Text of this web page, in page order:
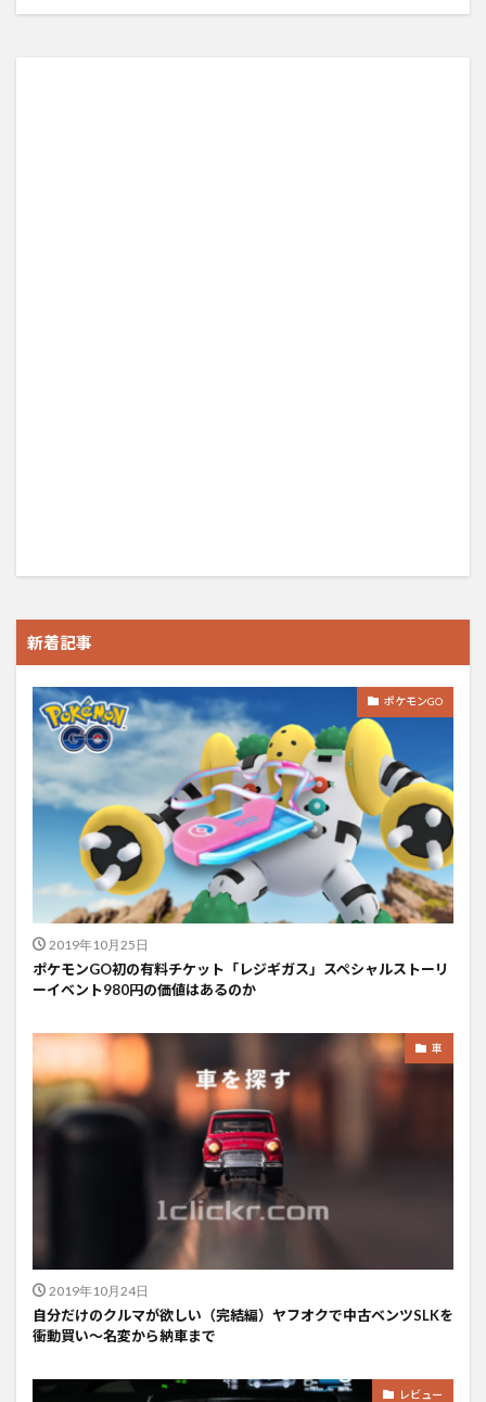
新着記事
ポケモンGO
2019年10月25日
ポケモンGO初の有料チケット「レジギガス」スペシャルストーリ
ーイベント980円の価値はあるのか
車
2019年10月24日
自分だけのクルマが欲しい（完結編）ヤフオクで中古ベンツSLKを
衝動買い〜名変から納車まで
レビュー